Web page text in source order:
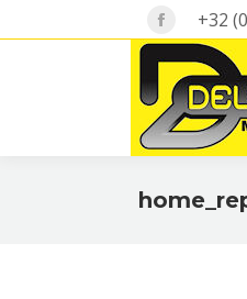
Facebook
page
opens
in
new
window
+32